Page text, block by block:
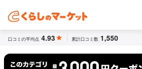
口コミの平均点 4.93 累計口コミ数 1,550